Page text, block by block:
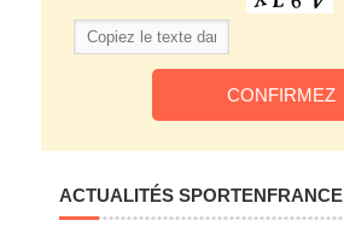
ACTUALITÉS SPORTENFRANCE